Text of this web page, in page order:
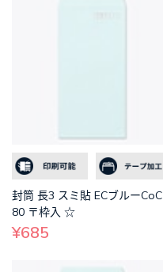
封筒 長3 スミ貼 ECブルーCoC
80 〒枠入 ☆
¥685